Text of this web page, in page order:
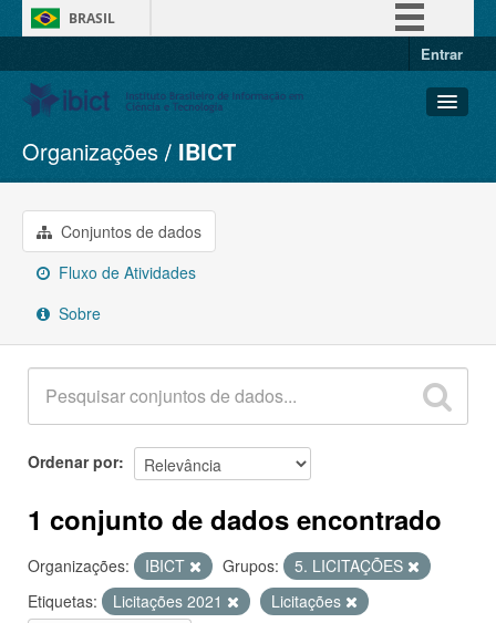
BRASIL
Entrar
Conjuntos de dados
Organizações
Grupos
Sobre
Organizações IBICT
Conjuntos de dados
Fluxo de Atividades
Sobre
Ordenar por
1 conjunto de dados encontrado
Organizações: IBICT Grupos:
5. LICITAÇÕES
Etiquetas:
Licitações 2021
Licitações